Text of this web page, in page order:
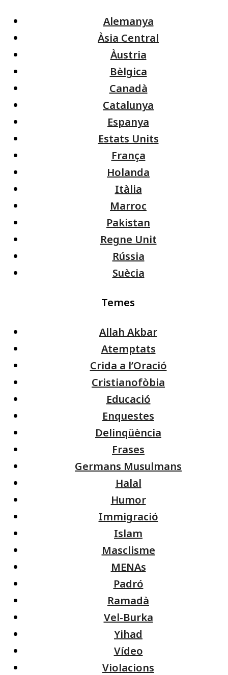
Alemanya
Àsia Central
Àustria
Bèlgica
Canadà
Catalunya
Espanya
Estats Units
França
Holanda
Itàlia
Marroc
Pakistan
Regne Unit
Rússia
Suècia
Temes
Allah Akbar
Atemptats
Crida a l’Oració
Cristianofòbia
Educació
Enquestes
Delinqüència
Frases
Germans Musulmans
Halal
Humor
Immigració
Islam
Masclisme
MENAs
Padró
Ramadà
Vel-Burka
Yihad
Vídeo
Violacions